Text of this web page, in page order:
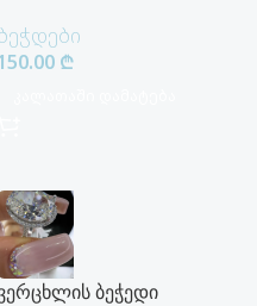
₾
ბეჭედი